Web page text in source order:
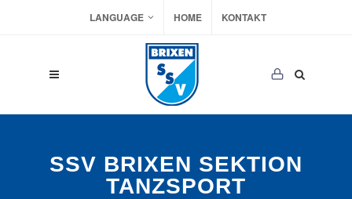
LANGUAGE HOME KONTAKT
SSV BRIXEN SEKTION
TANZSPORT